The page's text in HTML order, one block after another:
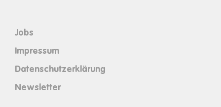
Jobs
Impressum
Datenschutzerklärung
Newsletter